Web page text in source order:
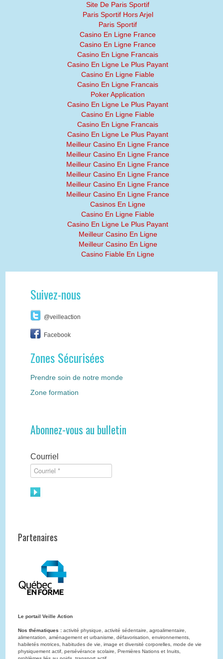
Site De Paris Sportif
Paris Sportif Hors Arjel
Paris Sportif
Casino En Ligne France
Casino En Ligne France
Casino En Ligne Francais
Casino En Ligne Le Plus Payant
Casino En Ligne Fiable
Casino En Ligne Francais
Poker Application
Casino En Ligne Le Plus Payant
Casino En Ligne Fiable
Casino En Ligne Francais
Casino En Ligne Le Plus Payant
Meilleur Casino En Ligne France
Meilleur Casino En Ligne France
Meilleur Casino En Ligne France
Meilleur Casino En Ligne France
Meilleur Casino En Ligne France
Meilleur Casino En Ligne France
Casinos En Ligne
Casino En Ligne Fiable
Casino En Ligne Le Plus Payant
Meilleur Casino En Ligne
Meilleur Casino En Ligne
Casino Fiable En Ligne
Suivez-nous
@veilleaction
Facebook
Zones Sécurisées
Prendre soin de notre monde
Zone formation
Abonnez-vous au bulletin
Courriel
Partenaires
Le portail Veille Action
Nos thématiques : activité physique, activité sédentaire, agroalimentaire,
alimentation, aménagement et urbanisme, défavorisation, environnements,
habiletés motrices, habitudes de vie, image et diversité corporelles, mode de vie
physiquement actif, persévérance scolaire, Premières Nations et Inuits,